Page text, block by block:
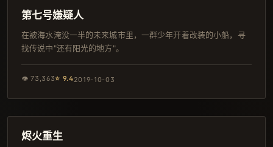
杜比
第七号嫌疑人
在被海水淹没一半的未来城市里，一群少年开着改装的小船，寻
找传说中"还有阳光的地方"。
👁73,363⭐ 9.42019-10-03
院线
烬火重生